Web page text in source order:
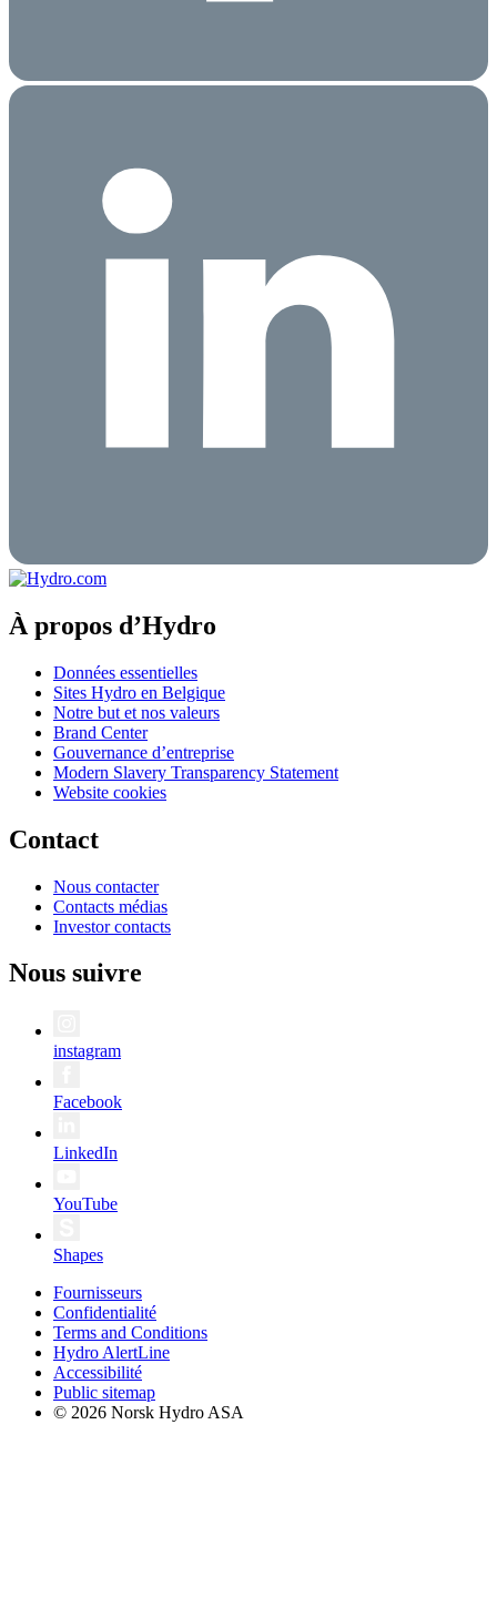
À propos d’Hydro
Données essentielles
Sites Hydro en Belgique
Notre but et nos valeurs
Brand Center
Gouvernance d’entreprise
Modern Slavery Transparency Statement
Website cookies
Contact
Nous contacter
Contacts médias
Investor contacts
Nous suivre
instagram
Facebook
LinkedIn
YouTube
Shapes
Fournisseurs
Confidentialité
Terms and Conditions
Hydro AlertLine
Accessibilité
Public sitemap
© 2026 Norsk Hydro ASA